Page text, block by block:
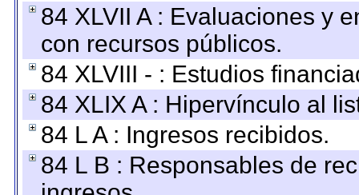
84 XLVII A : Evaluaciones y
con recursos públicos.
84 XLVIII - : Estudios
84 XLIX A : Hipervínculo al
84 L A : Ingresos recibidos.
84 L B : Responsables de